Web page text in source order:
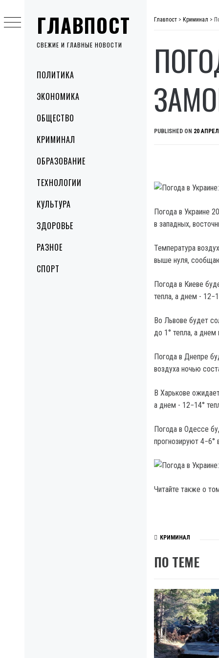
ГЛАВПОСТ
СВЕЖИЕ И ГЛАВНЫЕ НОВОСТИ
MenuПОЛИТИКА
ЭКОНОМИКА
ОБЩЕСТВО
КРИМИНАЛ
ОБРАЗОВАНИЕ
ТЕХНОЛОГИИ
КУЛЬТУРА
ЗДОРОВЬЕ
РАЗНОЕ
СПОРТ
to
content
Главпост > Криминал >
PUBLISHED ON 20
Погода в Украине
в западных,
Температура
выше нуля,
Погода в Киеве
тепла, а днем ​​-
Во Львове будет
до 1° тепла, а
Погода в Днепре
воздуха ночью
В Харькове
а днем ​​- 12−14°
Погода в Одессе
прогнозируют
Читайте также о
КРИМИНАЛ
ПО ТЕМЕ